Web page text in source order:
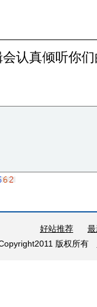
认真倾听你
好站推荐
版权所有